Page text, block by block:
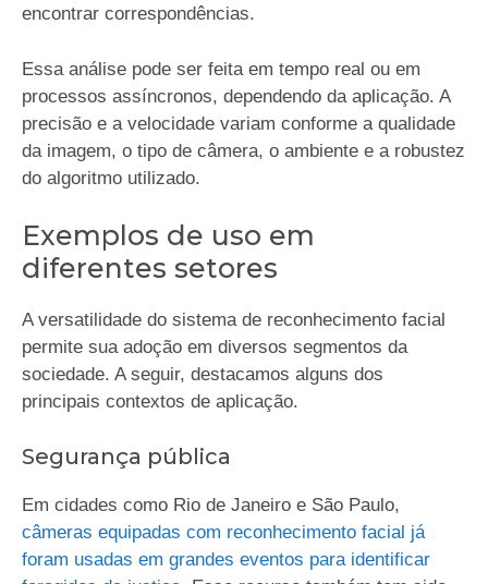
encontrar correspondências.
Essa análise pode ser feita em tempo real ou em
processos assíncronos, dependendo da aplicação. A
precisão e a velocidade variam conforme a qualidade
da imagem, o tipo de câmera, o ambiente e a robustez
do algoritmo utilizado.
Exemplos de uso em
diferentes setores
A versatilidade do sistema de reconhecimento facial
permite sua adoção em diversos segmentos da
sociedade. A seguir, destacamos alguns dos
principais contextos de aplicação.
Segurança pública
Em cidades como Rio de Janeiro e São Paulo,
câmeras equipadas com reconhecimento facial já
foram usadas em grandes eventos para identificar